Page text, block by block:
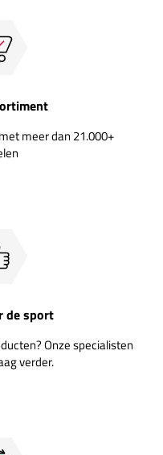
meer dan 21.000+
de sport
Onze specialisten
verder.